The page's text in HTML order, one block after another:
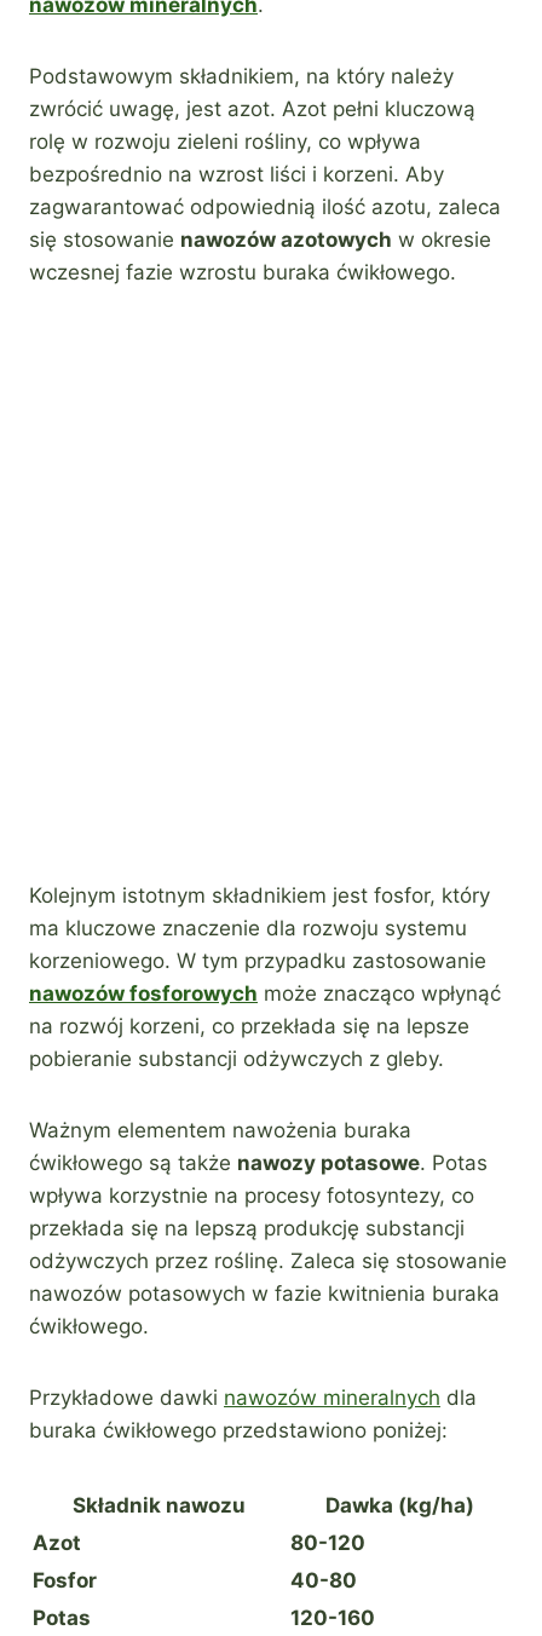
Podstawowym składnikiem, na który należy
zwrócić uwagę, jest azot. Azot pełni kluczową
rolę w rozwoju zieleni rośliny, co wpływa
bezpośrednio na wzrost liści i korzeni. Aby
zagwarantować odpowiednią ilość azotu, zaleca
się stosowanie nawozów azotowych w okresie
wczesnej fazie wzrostu buraka ćwikłowego.
Kolejnym istotnym składnikiem jest fosfor, który
ma kluczowe znaczenie dla rozwoju systemu
korzeniowego. W tym przypadku zastosowanie
nawozów fosforowych może znacząco wpłynąć
na rozwój korzeni, co przekłada się na lepsze
pobieranie substancji odżywczych z gleby.
Ważnym elementem nawożenia buraka
ćwikłowego są także nawozy potasowe. Potas
wpływa korzystnie na procesy fotosyntezy, co
przekłada się na lepszą produkcję substancji
odżywczych przez roślinę. Zaleca się stosowanie
nawozów potasowych w fazie kwitnienia buraka
ćwikłowego.
Przykładowe dawki nawozów mineralnych dla
buraka ćwikłowego przedstawiono poniżej:
Składnik nawozu
Dawka (kg/ha)
Azot
80-120
Fosfor
40-80
Potas
120-160